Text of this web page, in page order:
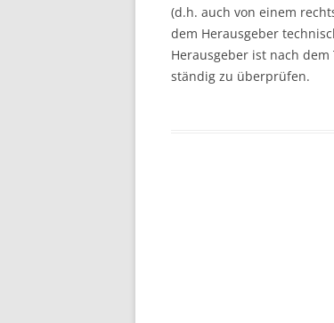
(d.h. auch von einem
dem Herausgeber
Herausgeber ist nach
ständig zu überprüfen.